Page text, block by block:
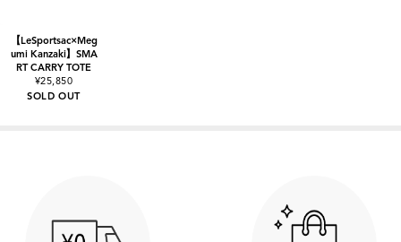
【LeSportsac×Meg
umi Kanzaki】SMA
RT CARRY TOTE
¥25,850
SOLD OUT